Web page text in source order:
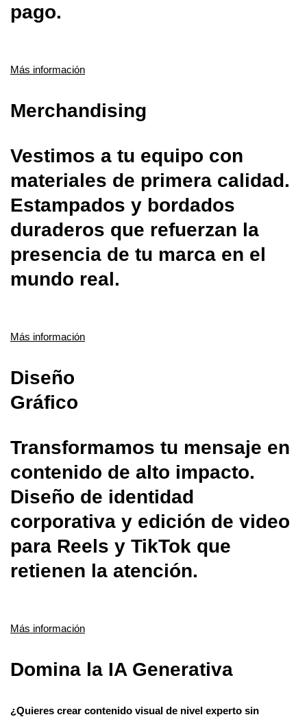
pago.
Más información
Merchandising
Vestimos a tu equipo con
materiales de primera calidad.
Estampados y bordados
duraderos que refuerzan la
presencia de tu marca en el
mundo real.
Más información
Diseño
Gráfico
Transformamos tu mensaje en
contenido de alto impacto.
Diseño de identidad
corporativa y edición de video
para Reels y TikTok que
retienen la atención.
Más información
Domina la IA Generativa
¿Quieres crear contenido visual de nivel experto sin